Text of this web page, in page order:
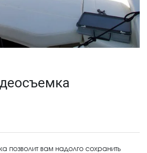
позволит вам надолго сохранить